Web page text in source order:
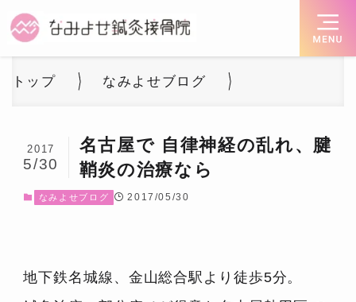
トップ なみよせブログ
名古屋で 自律神経の乱れ、腱
鞘炎の治療なら
2017
5/30
なみよせブログ 2017/05/30
地下鉄名城線、金山総合駅より徒歩5分。